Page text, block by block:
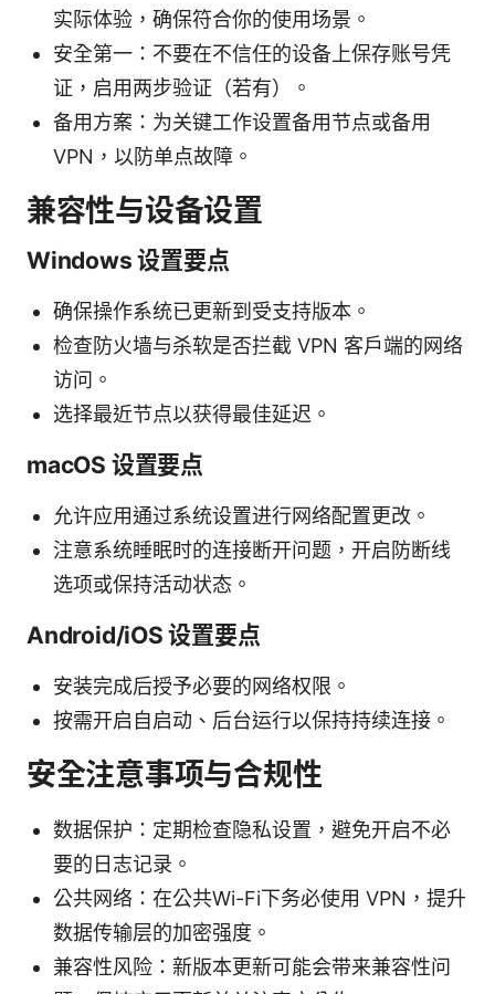
实际体验，确保符合你的使用场景。
安全第一：不要在不信任的设备上保存账号凭
证，启用两步验证（若有）。
备用方案：为关键工作设置备用节点或备用
VPN，以防单点故障。
兼容性与设备设置
Windows 设置要点
确保操作系统已更新到受支持版本。
检查防火墙与杀软是否拦截 VPN 客户端的网络
访问。
选择最近节点以获得最佳延迟。
macOS 设置要点
允许应用通过系统设置进行网络配置更改。
注意系统睡眠时的连接断开问题，开启防断线
选项或保持活动状态。
Android/iOS 设置要点
安装完成后授予必要的网络权限。
按需开启自启动、后台运行以保持持续连接。
安全注意事项与合规性
数据保护：定期检查隐私设置，避免开启不必
要的日志记录。
公共网络：在公共Wi-Fi下务必使用 VPN，提升
数据传输层的加密强度。
兼容性风险：新版本更新可能会带来兼容性问